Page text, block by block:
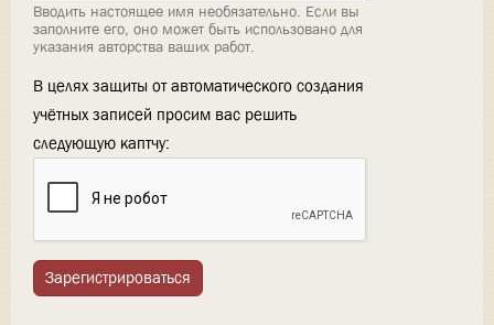
Вводить настоящее имя необязательно. Если вы
заполните его, оно может быть использовано для
указания авторства ваших работ.
В целях защиты от автоматического создания
учётных записей просим вас решить
следующую каптчу:
Зарегистрироваться